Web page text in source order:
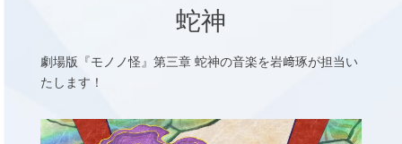
蛇神
劇場版『モノノ怪』第三章 蛇神の音楽を岩﨑琢が担当い
たします！